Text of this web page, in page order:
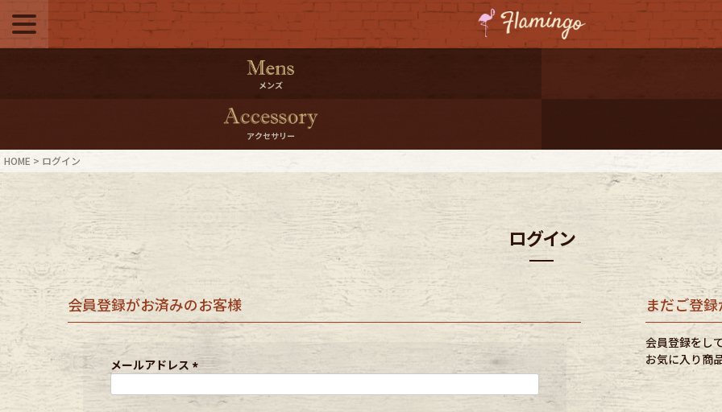
500pt＆10％Offクーポンプレゼント
10％0ffクーポンプレゼント
ログイン・会員登録 LINE ID連携
お気に入り マイページ
ご利用ガイド International Shipping
店舗紹介 特集一覧
ブランドから探す スタッフコーディネート
年代から探す 古着卸DOCK
メンズ
アクセサリー
HOME ログイン
ログイン
会員登録がお済みのお客様
メールアドレス
必
まだご登
会員登録をし
お気に入り商